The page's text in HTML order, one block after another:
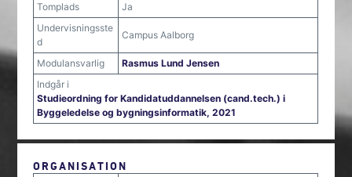
Tomplads
Ja
Undervisningsste
d
Campus Aalborg
Modulansvarlig
Rasmus Lund Jensen
Indgår i
Studieordning for Kandidatuddannelsen (cand.tech.) i
Byggeledelse og bygningsinformatik, 2021
ORGANISATION